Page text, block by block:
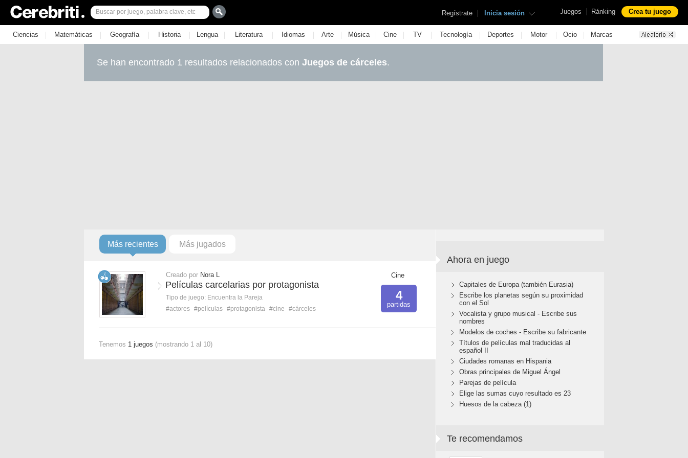
Juegos | Ránking Crea tu juego
Regístrate | Inicia sesión
Ciencias | Matemáticas | Geografía | Historia | Lengua | Literatura | Idiomas | Arte | Música | Cine | TV | Tecnología | Deportes | Motor | Ocio | Marcas
Se han encontrado 1 resultados relacionados con Juegos de cárceles.
Más recientes Más jugados
Creado por Nora L
Películas carcelarias por protagonista
Tipo de juego: Encuentra la Pareja
#actores #películas #protagonista #cine #cárceles
Cine
4
partidas
Tenemos 1 juegos (mostrando 1 al 10)
Ahora en juego
Capitales de Europa (también Eurasia)
Escribe los planetas según su proximidad
con el Sol
Vocalista y grupo musical - Escribe sus
nombres
Modelos de coches - Escribe su fabricante
Títulos de películas mal traducidas al
español II
Ciudades romanas en Hispania
Obras principales de Miguel Ángel
Parejas de película
Elige las sumas cuyo resultado es 23
Huesos de la cabeza (1)
Te recomendamos